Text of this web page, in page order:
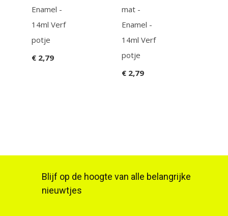
Enamel -
14ml Verf
potje
€ 2,79
mat -
Enamel -
14ml Verf
potje
€ 2,79
Blijf op de hoogte van alle belangrijke
nieuwtjes